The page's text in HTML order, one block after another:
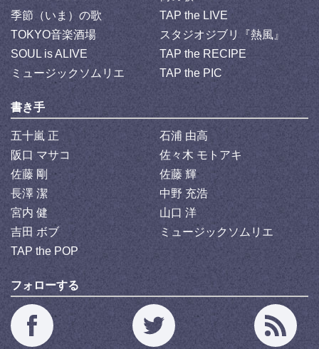
季節（いま）の歌
TAP the LIVE
TOKYO音楽酒場
スタジオジブリ『熱風』
SOUL is ALIVE
TAP the RECIPE
ミュージックソムリエ
TAP the PIC
書き手
五十嵐 正
石浦 由高
阪口 マサコ
佐々木 モトアキ
佐藤 剛
佐藤 輝
長澤 潔
中野 充浩
宮内 健
山口 洋
吉田 ボブ
ミュージックソムリエ
TAP the POP
フォローする